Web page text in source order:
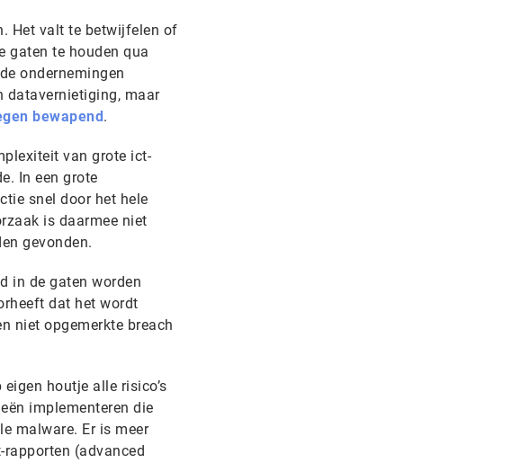
Het valt te betwijfelen of
gaten te houden qua
ondernemingen
datavernietiging, maar
bewapend.
van grote ict-
In een grote
snel door het hele
is daarmee niet
gevonden.
in de gaten worden
dat het wordt
niet opgemerkte breach
houtje alle risico’s
implementeren die
malware. Er is meer
(advanced